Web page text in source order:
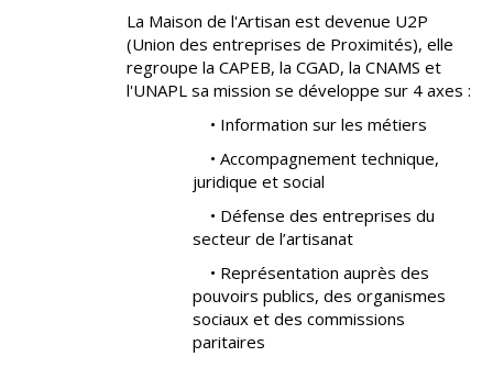
La Maison de l'Artisan est devenue U2P
(Union des entreprises de Proximités), elle
regroupe la CAPEB, la CGAD, la CNAMS et
l'UNAPL sa mission se développe sur 4 axes :
• Information sur les métiers
• Accompagnement technique,
juridique et social
• Défense des entreprises du
secteur de l’artisanat
• Représentation auprès des
pouvoirs publics, des organismes
sociaux et des commissions
paritaires